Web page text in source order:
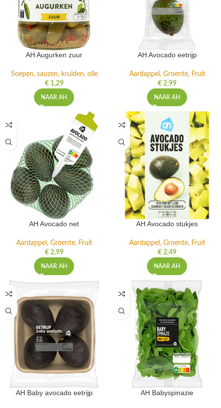
AH Augurken zuur
Soepen, sauzen, kruiden, olie
€1,29
NAAR AH
AH Avocado eetrijp
Aardappel, Groente, Fruit
€2,99
NAAR AH
AH Avocado net
Aardappel, Groente, Fruit
€2,99
NAAR AH
AH Avocado stukjes
Aardappel, Groente, Fruit
€2,49
NAAR AH
AH Baby avocado eetrijp AH Babyspinazie